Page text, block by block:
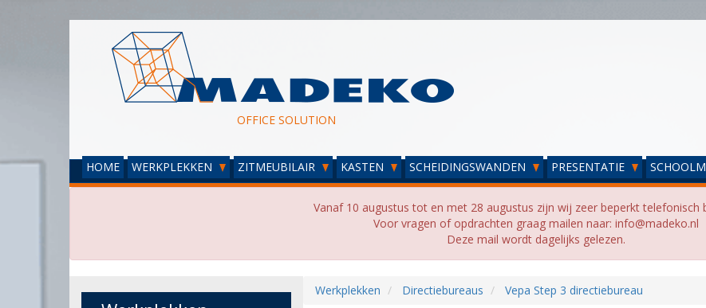
OFFICE SOLUTION
HOME WERKPLEKKEN ZITMEUBILAIR KASTEN SCHEIDINGSWANDEN PRESENTATIE
Vanaf 10 augustus tot en met 28 augustus zijn wij zeer beperkt telefonisch
Voor vragen of opdrachten graag mailen naar: info@madeko.nl
Deze mail wordt dagelijks gelezen.
Werkplekken Directiebureaus Vepa Step 3 directiebureau